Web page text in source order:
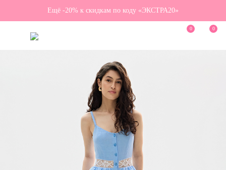
0 0
Ещё -20% к скидкам по коду «ЭКСТРА20»